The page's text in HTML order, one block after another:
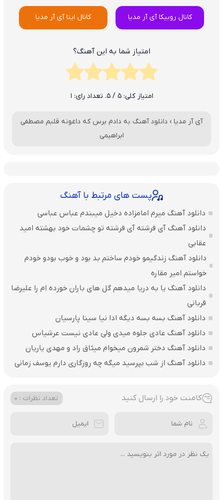
کانال روبیکا آی آر مدیا کانال ایتا آی آر مدیا
امتیاز شما به این آهنگ؟
امتیاز کلی:5 / 5. تعداد رای: 1
آی آر مدیا › دانلود آهنگ به دادم برس که داغونه قلبم مصطفی
ابراهیمی
پست های مرتبط با آهنگ
دانلود آهنگ میرم امامزاده دخیل میبندم عباس عباسی
دانلود آهنگ آی فرشته آی فرشته تو چشمات خود بهشته امید
عقابی
دانلود آهنگ زندگیمو خودم ساختم بد بود و خوب بودو خودم
خواستم امیر مقاره
دانلود آهنگ یا به دریا میدهم گل های باران‌ خورده ام را علیرضا
قربانی
دانلود آهنگ بسه بسه دیگه ادا نیا سینا پارسیان
دانلود آهنگ عادی جلوه میدی ولی عادی نیست عرشیاس
دانلود آهنگ دختر شمرون میخوام میثاق راد و مهدی یاریان
دانلود آهنگ از شب بپرسید میگه چه روزگاری دارم یوسف زمانی
کامنت خود را ارسال کنید تعداد نظرات : 0